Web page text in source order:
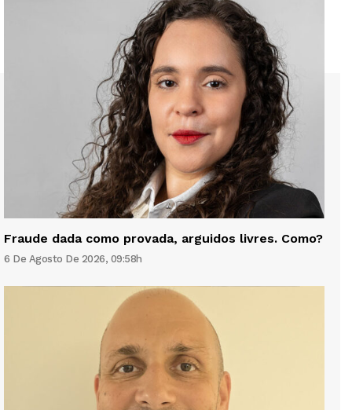
Fraude dada como provada, arguidos livres. Como?
6 De Agosto De 2026, 09:58h